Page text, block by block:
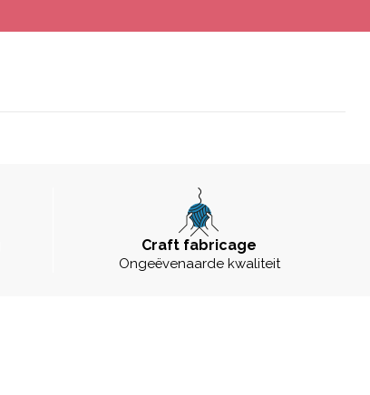
Craft fabricage
Ongeëvenaarde kwaliteit